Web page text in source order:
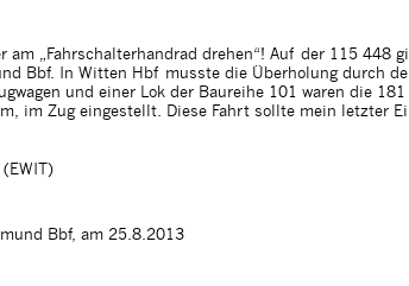
„Fahrschalterhandrad drehen“! Auf der 115 448
Bbf. In Witten Hbf musste die Überholung durch
und einer Lok der Baureihe 101 waren die
im Zug eingestellt. Diese Fahrt sollte mein letzter
Bbf, am 25.8.2013